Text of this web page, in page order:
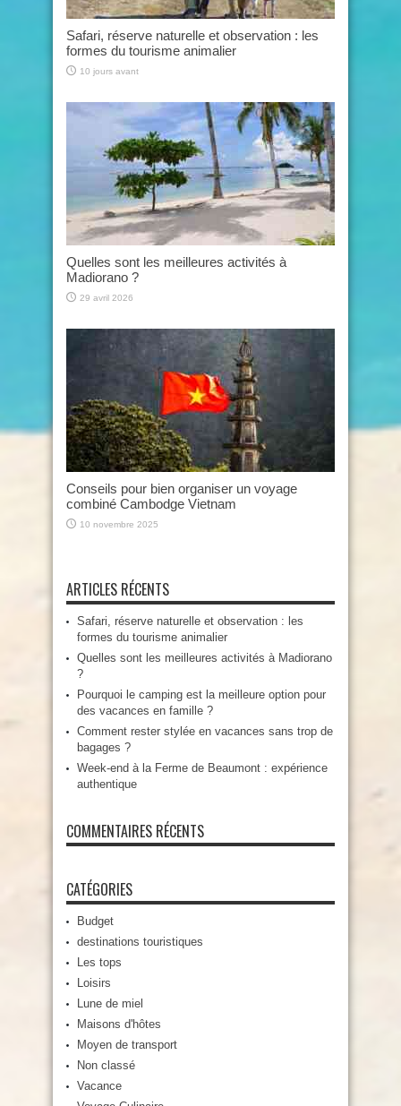
Safari, réserve naturelle et observation : les
formes du tourisme animalier
10 jours avant
Quelles sont les meilleures activités à
Madiorano ?
29 avril 2026
Conseils pour bien organiser un voyage
combiné Cambodge Vietnam
10 novembre 2025
ARTICLES RÉCENTS
Safari, réserve naturelle et observation : les
formes du tourisme animalier
Quelles sont les meilleures activités à Madiorano
?
Pourquoi le camping est la meilleure option pour
des vacances en famille ?
Comment rester stylée en vacances sans trop de
bagages ?
Week-end à la Ferme de Beaumont : expérience
authentique
COMMENTAIRES RÉCENTS
CATÉGORIES
Budget
destinations touristiques
Les tops
Loisirs
Lune de miel
Maisons d'hôtes
Moyen de transport
Non classé
Vacance